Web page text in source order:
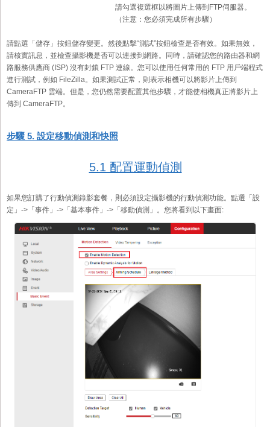
請勾選複選框以將圖片上傳到FTP伺服器。
（注意：您必須完成所有步驟）
請點選「儲存」按鈕儲存變更。然後點擊“測試”按鈕檢查是否有效。如果無效，
請核實訊息，並檢查攝影機是否可以連接到網路。同時，請確認您的路由器和網
路服務供應商 (ISP) 沒有封鎖 FTP 連線。您可以使用任何常用的 FTP 用戶端程式
進行測試，例如 FileZilla。如果測試正常，則表示相機可以將影片上傳到
CameraFTP 雲端。但是，您仍然需要配置其他步驟，才能使相機真正將影片上
傳到 CameraFTP。
步驟 5. 設定移動偵測和快照
5.1 配置運動偵測
如果您訂購了行動偵測錄影套餐，則必須設定攝影機的行動偵測功能。點選「設
定」->「事件」->「基本事件」->「移動偵測」。您將看到以下畫面: